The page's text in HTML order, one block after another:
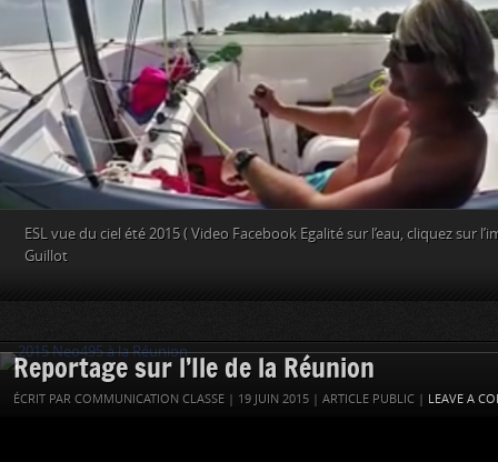
ESL vue du ciel été 2015 ( Video Facebook Egalité sur l’eau, cliquez sur
Guillot
Reportage sur l’Ile de la Réunion
ÉCRIT PAR COMMUNICATION CLASSE | 19 JUIN 2015 | ARTICLE PUBLIC | LEAVE A